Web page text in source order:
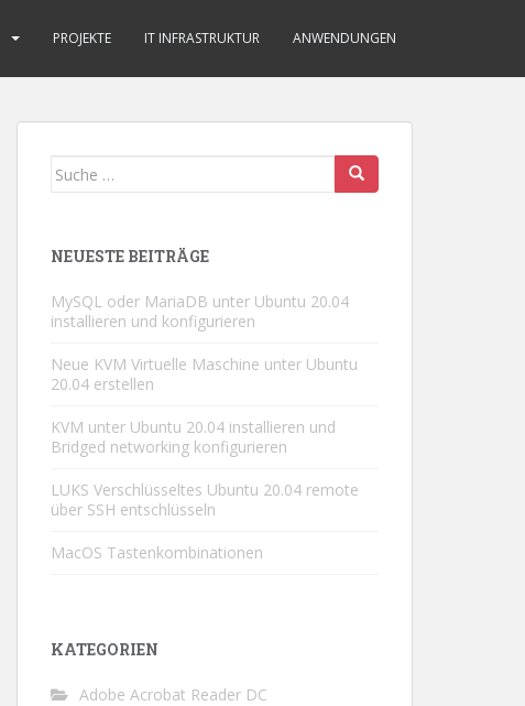
PROJEKTE IT INFRASTRUKTUR ANWENDUNGEN
Suche
NEUESTE BEITRÄGE
MySQL oder MariaDB unter Ubuntu 20.04
installieren und konfigurieren
Neue KVM Virtuelle Maschine unter Ubuntu
20.04 erstellen
KVM unter Ubuntu 20.04 installieren und
Bridged networking konfigurieren
LUKS Verschlüsseltes Ubuntu 20.04 remote
über SSH entschlüsseln
MacOS Tastenkombinationen
KATEGORIEN
Adobe Acrobat Reader DC